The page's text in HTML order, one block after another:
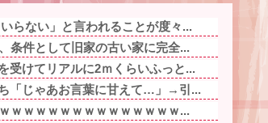
らない」と言われることが度々...
条件として旧家の古い家に完全...
受けてリアルに2ｍくらいふっと...
「じゃあお言葉に甘えて…」→引...
ｗｗｗｗｗｗｗｗｗｗｗｗｗｗ...